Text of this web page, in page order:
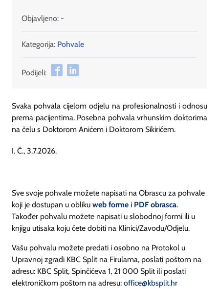
Objavljeno: -
Kategorija: Pohvale
Podijeli:
Svaka pohvala cijelom odjelu na profesionalnosti i odnosu
prema pacijentima. Posebna pohvala vrhunskim doktorima
na čelu s Doktorom Anićem i Doktorom Sikirićem.
I. Č., 3.7.2026.
Sve svoje pohvale možete napisati na Obrascu za pohvale
koji je dostupan u obliku web forme i PDF obrasca.
Također pohvalu možete napisati u slobodnoj formi ili u
knjigu utisaka koju ćete dobiti na Klinici/Zavodu/Odjelu.
Vašu pohvalu možete predati i osobno na Protokol u
Upravnoj zgradi KBC Split na Firulama, poslati poštom na
adresu: KBC Split, Spinčićeva 1, 21 000 Split ili poslati
elektroničkom poštom na adresu: office@kbsplit.hr